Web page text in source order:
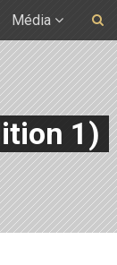
Média
1)